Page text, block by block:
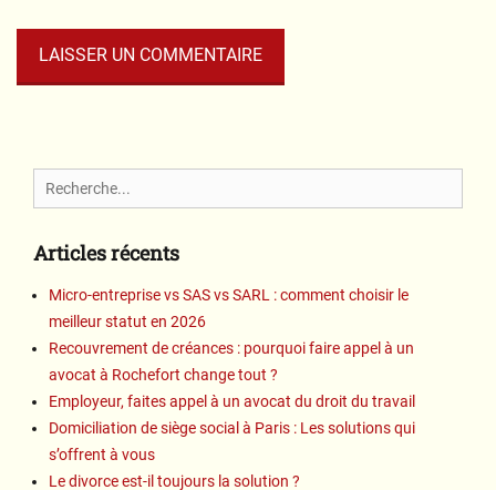
Search
for:
Articles récents
Micro-entreprise vs SAS vs SARL : comment choisir le
meilleur statut en 2026
Recouvrement de créances : pourquoi faire appel à un
avocat à Rochefort change tout ?
Employeur, faites appel à un avocat du droit du travail
Domiciliation de siège social à Paris : Les solutions qui
s’offrent à vous
Le divorce est-il toujours la solution ?